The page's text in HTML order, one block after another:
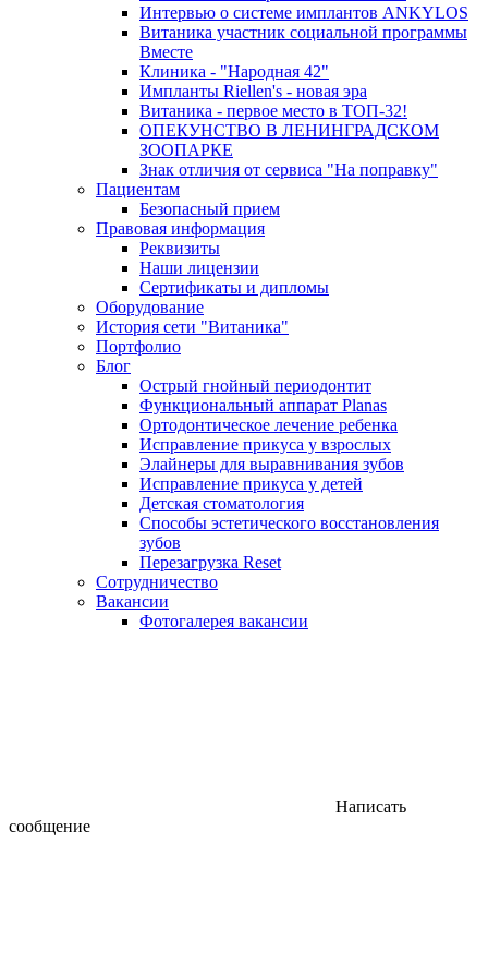
Интервью о системе имплантов ANKYLOS
Витаника участник социальной программы
Вместе
Клиника - "Народная 42"
Импланты Riellen's - новая эра
Витаника - первое место в ТОП-32!
ОПЕКУНСТВО В ЛЕНИНГРАДСКОМ
ЗООПАРКЕ
Знак отличия от сервиса "На поправку"
Пациентам
Безопасный прием
Правовая информация
Реквизиты
Наши лицензии
Сертификаты и дипломы
Оборудование
История сети "Витаника"
Портфолио
Блог
Острый гнойный периодонтит
Функциональный аппарат Planas
Ортодонтическое лечение ребенка
Исправление прикуса у взрослых
Элайнеры для выравнивания зубов
Исправление прикуса у детей
Детская стоматология
Способы эстетического восстановления
зубов
Перезагрузка Reset
Сотрудничество
Вакансии
Фотогалерея вакансии
Написать
сообщение